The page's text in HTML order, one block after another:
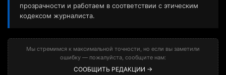
прозрачности и работаем в соответствии с этическим
кодексом журналиста.
Мы стремимся к максимальной точности, но если вы заметили
ошибку — пожалуйста, сообщите нам:
СООБЩИТЬ РЕДАКЦИИ →